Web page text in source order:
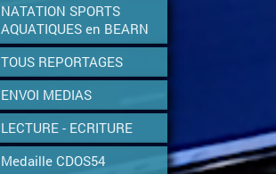
NATATION SPORTS
AQUATIQUES en BEARN
TOUS REPORTAGES
ENVOI MEDIAS
LECTURE - ECRITURE
Medaille CDOS54